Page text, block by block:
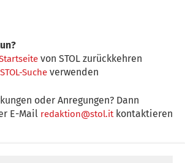
von STOL zurückkehren
STOL-Suche verwenden
oder Anregungen? Dann
E-Mail redaktion@stol.itkontaktieren